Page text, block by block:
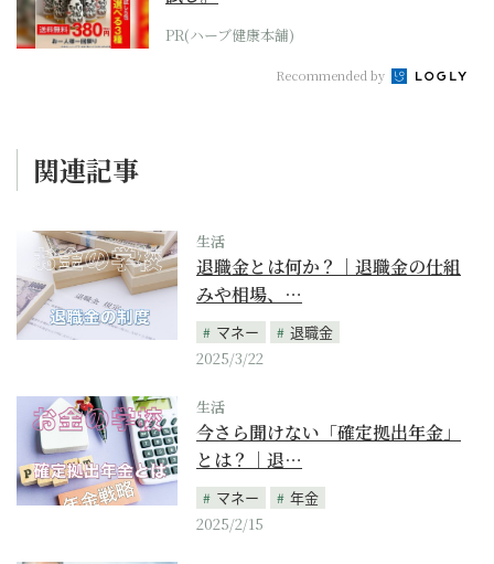
PR(ハーブ健康本舗)
Recommended by
関連記事
生活
退職金とは何か？｜退職金の仕組
みや相場、…
マネー
退職金
2025/3/22
生活
今さら聞けない「確定拠出年金」
とは？｜退…
マネー
年金
2025/2/15